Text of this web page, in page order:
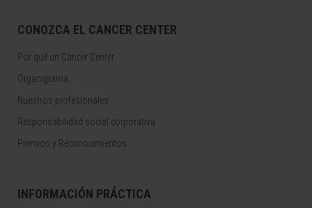
CONOZCA EL CANCER CENTER
Por qué un Cancer Center
Organigrama
Nuestros profesionales
Responsabilidad social corporativa
Premios y Reconocimientos
INFORMACIÓN PRÁCTICA